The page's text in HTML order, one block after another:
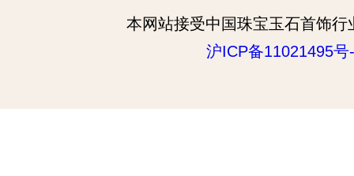
本网站接受中国珠宝玉石首饰行
沪ICP备11021495号